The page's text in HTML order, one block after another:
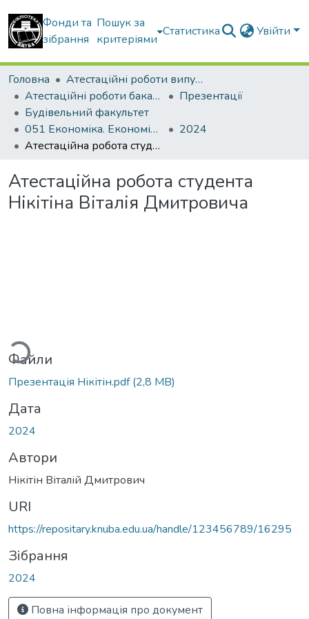
Фонди та
зібрання
Пошук за
критеріями
Статистика Увійти
Головна
Атестаційні роботи випускників
Атестаційні роботи бакалаврів
Презентації
Будівельний факультет
051 Економіка. Економіка підприємства
2024
Атестаційна робота студента Нікітіна Віталія Дмитровича
Атестаційна робота студента
Нікітіна Віталія Дмитровича
Файли
Презентація Нікітін.pdf(2,8 MB)
Дата
2024
Автори
Нікітін Віталій Дмитрович
URI
https://repositary.knuba.edu.ua/handle/123456789/16295
Зібрання
2024
Повна інформація про документ